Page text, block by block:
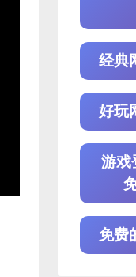
经典
好玩
游戏
免费